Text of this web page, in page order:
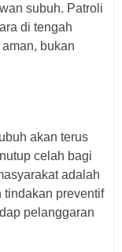
subuh. Patroli
di tengah
bukan
akan terus
celah bagi
adalah
tindakan preventif
pelanggaran